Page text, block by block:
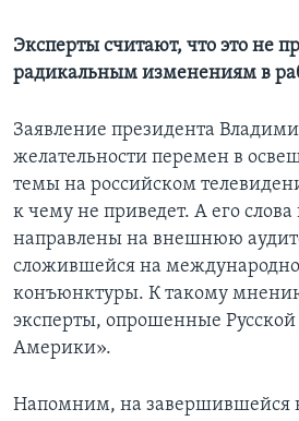
Эксперты считают, что это не
радикальным изменениям в
Заявление президента
желательности перемен в
темы на российском
к чему не приведет. А его
направлены на внешнюю
сложившейся на
конъюнктуры. К такому
эксперты, опрошенные Русской
Америки».
Напомним, на завершившейся